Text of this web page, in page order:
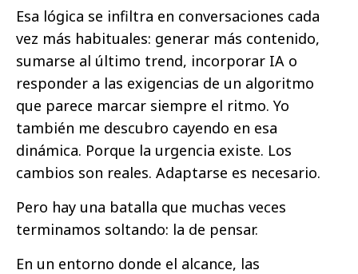
Esa lógica se infiltra en conversaciones cada
vez más habituales: generar más contenido,
sumarse al último trend, incorporar IA o
responder a las exigencias de un algoritmo
que parece marcar siempre el ritmo. Yo
también me descubro cayendo en esa
dinámica. Porque la urgencia existe. Los
cambios son reales. Adaptarse es necesario.
Pero hay una batalla que muchas veces
terminamos soltando: la de pensar.
En un entorno donde el alcance, las